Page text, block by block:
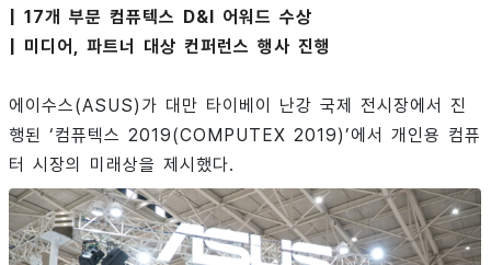
| 17개 부문 컴퓨텍스 D&I 어워드 수상
| 미디어, 파트너 대상 컨퍼런스 행사 진행
에이수스(ASUS)가 대만 타이베이 난강 국제 전시장에서 진
행된 ‘컴퓨텍스 2019(COMPUTEX 2019)’에서 개인용 컴퓨
터 시장의 미래상을 제시했다.